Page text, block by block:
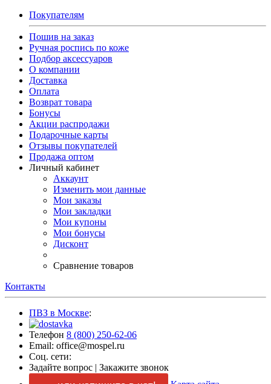
Покупателям
Пошив на заказ
Ручная роспись по коже
Подбор аксессуаров
О компании
Доставка
Оплата
Возврат товара
Бонусы
Акции распродажи
Подарочные карты
Отзывы покупателей
Продажа оптом
Личный кабинет
Аккаунт
Изменить мои данные
Мои заказы
Мои закладки
Мои купоны
Мои бонусы
Дисконт
Сравнение товаров
Контакты
ПВЗ в Москве:
Телефон 8 (800) 250-62-06
Email: office@mospel.ru
Соц. сети:
Задайте вопрос | Закажите звонок